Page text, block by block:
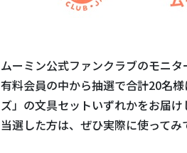
ムーミン公式ファンクラブのモニ
有料会員の中から抽選で合計20名
ズ」の文具セットいずれかをお届け
当選した方は、ぜひ実際に使ってみ